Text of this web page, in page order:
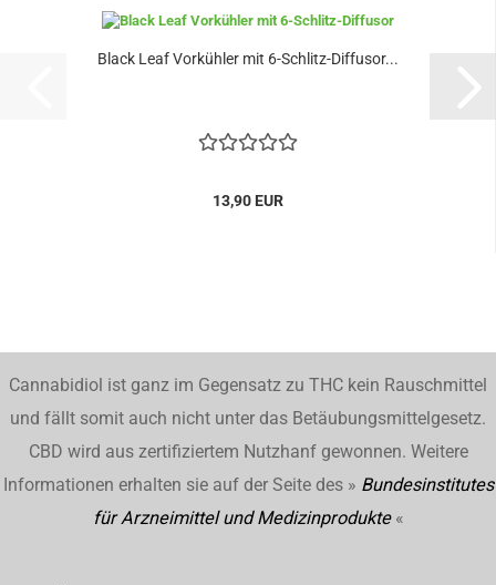
Black Leaf Vorkühler mit 6-Schlitz-Diffusor...
13,90 EUR
Cannabidiol ist ganz im Gegensatz zu THC kein Rauschmittel
und fällt somit auch nicht unter das Betäubungsmittelgesetz.
CBD wird aus zertifiziertem Nutzhanf gewonnen. Weitere
Informationen erhalten sie auf der Seite des » Bundesinstitutes
für Arzneimittel und Medizinprodukte«